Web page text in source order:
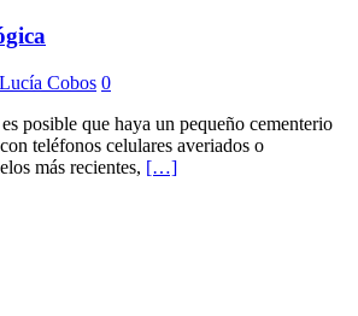
Cobos 0
posible que haya un pequeño cementerio
teléfonos celulares averiados o
más recientes, […]